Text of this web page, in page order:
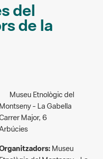
Arbúcies
Organitzadors:
Etnològic del Montseny - La
972 860 908